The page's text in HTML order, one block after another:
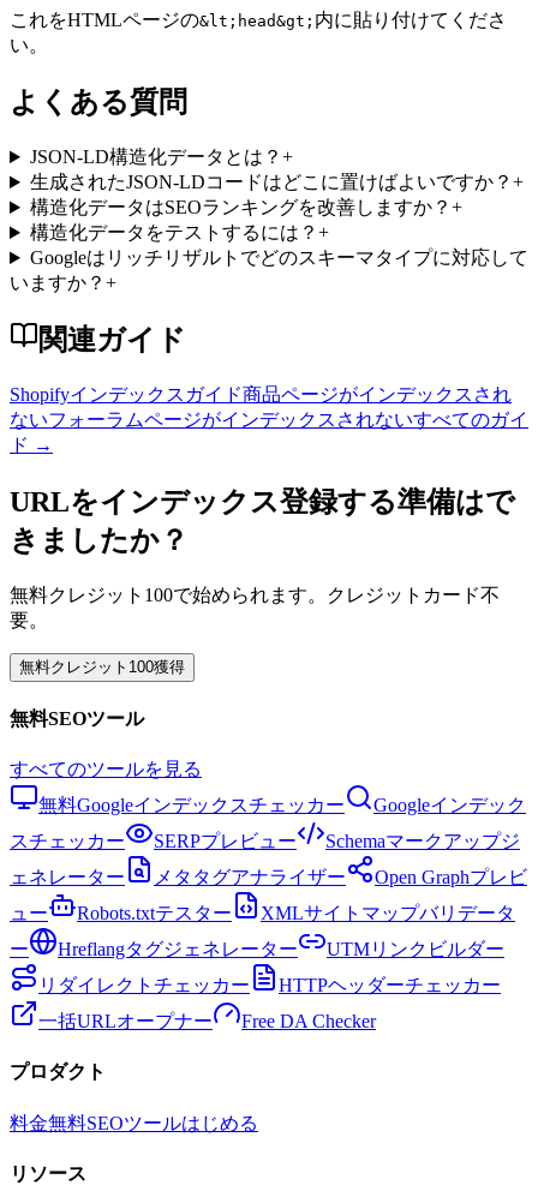
これをHTMLページの&lt;head&gt; 内に貼り付けてくださ
い。
よくある質問
JSON-LD構造化データとは？ +
生成されたJSON-LDコードはどこに置けばよいですか？ +
構造化データはSEOランキングを改善しますか？ +
構造化データをテストするには？ +
Googleはリッチリザルトでどのスキーマタイプに対応して
いますか？ +
関連ガイド
Shopifyインデックスガイド商品ページがインデックスされ
ないフォーラムページがインデックスされないすべてのガイ
ド →
URLをインデックス登録する準備はで
きましたか？
無料クレジット100で始められます。クレジットカード不
要。
無料クレジット100獲得
無料SEOツール
すべてのツールを見る
無料Googleインデックスチェッカー
Googleインデック
スチェッカー
SERPプレビュー
Schemaマークアップジ
ェネレーター
メタタグアナライザー
Open Graphプレビ
ュー
Robots.txtテスター
XMLサイトマップバリデータ
ー
Hreflangタグジェネレーター
UTMリンクビルダー
リダイレクトチェッカー
HTTPヘッダーチェッカー
一括URLオープナー
Free DA Checker
プロダクト
料金無料SEOツールはじめる
リソース